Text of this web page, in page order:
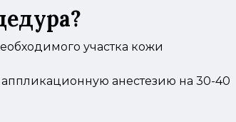
участка кожи
аппликационную анестезию на 30-40